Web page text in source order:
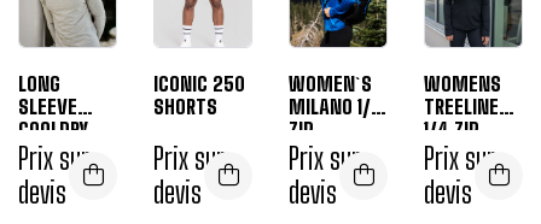
LONG
SLEEVE
COOLDRY
TEE
Prix sur
devis
ICONIC 250
SHORTS
Prix sur
devis
WOMEN`S
MILANO 1/4
ZIP
PULLOVER
Prix sur
devis
WOMENS
TREELINE
1/4 ZIP
PULLOVER
Prix sur
devis